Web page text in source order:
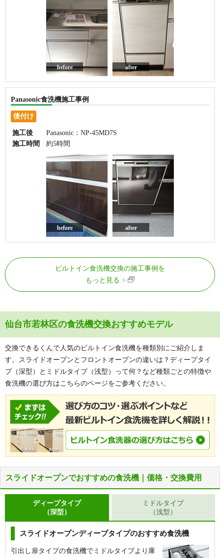
before after
Panasonic食洗機施工事例
後付け
施工後
Panasonic：NP-45MD7S
施工時間
約5時間
before after
ビルトイン食洗機交換の施工事例を
もっと見る
仙台市若林区の食洗機交換おすすめモデル
交換できるくんで人気のビルトイン食洗機を種類別にご紹介しま
す。スライドオープンとフロントオープンの違いは？ディープタイ
プ（深型）とミドルタイプ（浅型）って何？など種類ごとの特徴や
食洗機の選び方はこちらのページをご参考ください。
スライドオープンでおすすめの食洗機｜価格・交換費用
ディープタイプ
（深型）
スライドオープンディープタイプのおすすめ食洗機
引出し扉タイプの食洗機でミドルタイプより庫
ミドルタイプ
（浅型）